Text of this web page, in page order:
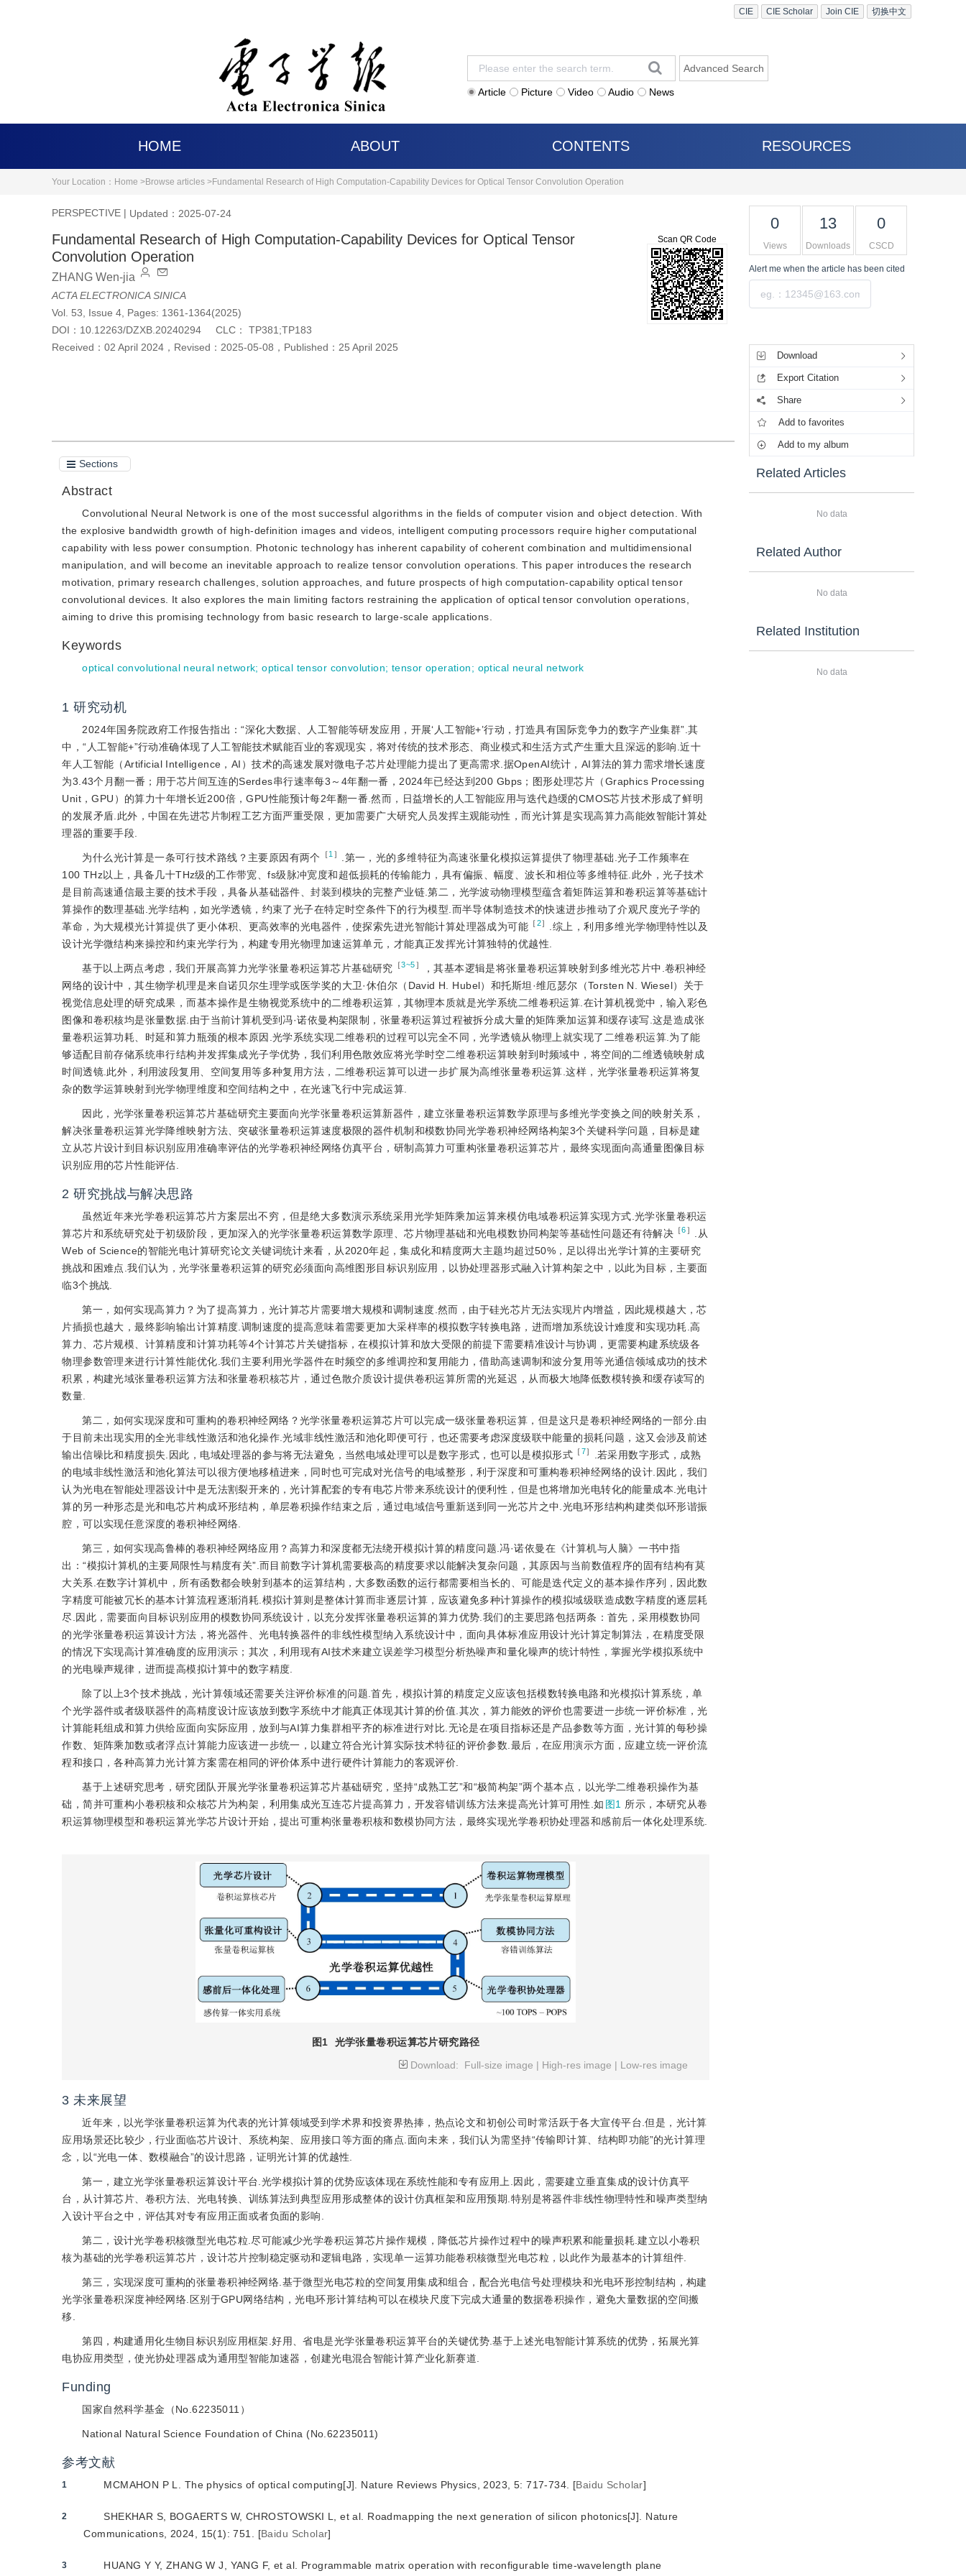
切换中文
Join CIE
CIE Scholar
CIE
Article Picture Video Audio News
Advanced Search
HOME ABOUT CONTENTS RESOURCES
Your Location： Home >Browse articles >Fundamental Research of High Computation-Capability Devices for Optical Tensor Convolution Operation
PERSPECTIVE | Updated：2025-07-24
Fundamental Research of High Computation-Capability Devices for Optical Tensor
Convolution Operation
ZHANG Wen-jia
ACTA ELECTRONICA SINICA
Vol. 53, Issue 4, Pages: 1361-1364(2025)
DOI： 10.12263/DZXB.20240294 CLC：
TP381;TP183
Received： 02 April 2024 ， Revised： 2025-05-08 ， Published： 25 April 2025
Scan QR Code
Sections
Abstract
Convolutional Neural Network is one of the most successful algorithms in the fields of computer vision and object detection. With
the explosive bandwidth growth of high-definition images and videos, intelligent computing processors require higher computational
capability with less power consumption. Photonic technology has inherent capability of coherent combination and multidimensional
manipulation, and will become an inevitable approach to realize tensor convolution operations. This paper introduces the research
motivation, primary research challenges, solution approaches, and future prospects of high computation-capability optical tensor
convolutional devices. It also explores the main limiting factors restraining the application of optical tensor convolution operations,
aiming to drive this promising technology from basic research to large-scale applications.
Keywords
optical convolutional neural network;optical tensor convolution; tensor operation; optical neural network
1 研究动机
2024年国务院政府工作报告指出：“深化大数据、人工智能等研发应用，开展‘人工智能+’行动，打造具有国际竞争力的数字产业集群”.其
中，“人工智能+”行动准确体现了人工智能技术赋能百业的客观现实，将对传统的技术形态、商业模式和生活方式产生重大且深远的影响.近十
年人工智能（Artificial Intelligence，AI）技术的高速发展对微电子芯片处理能力提出了更高需求.据OpenAI统计，AI算法的算力需求增长速度
为3.43个月翻一番；用于芯片间互连的Serdes串行速率每3～4年翻一番，2024年已经达到200 Gbps；图形处理芯片（Graphics Processing
Unit，GPU）的算力十年增长近200倍，GPU性能预计每2年翻一番.然而，日益增长的人工智能应用与迭代趋缓的CMOS芯片技术形成了鲜明
的发展矛盾.此外，中国在先进芯片制程工艺方面严重受限，更加需要广大研究人员发挥主观能动性，而光计算是实现高算力高能效智能计算处
理器的重要手段.
为什么光计算是一条可行技术路线？主要原因有两个 ［1 ］
.第一，光的多维特征为高速张量化模拟运算提供了物理基础.光子工作频率在
100 THz以上，具备几十THz级的工作带宽、fs级脉冲宽度和超低损耗的传输能力，具有偏振、幅度、波长和相位等多维特征.此外，光子技术
是目前高速通信最主要的技术手段，具备从基础器件、封装到模块的完整产业链.第二，光学波动物理模型蕴含着矩阵运算和卷积运算等基础计
算操作的数理基础.光学结构，如光学透镜，约束了光子在特定时空条件下的行为模型.而半导体制造技术的快速进步推动了介观尺度光子学的
革命，为大规模光计算提供了更小体积、更高效率的光电器件，使探索先进光智能计算处理器成为可能 ［2］
.综上，利用多维光学物理特性以及
设计光学微结构来操控和约束光学行为，构建专用光物理加速运算单元，才能真正发挥光计算独特的优越性.
基于以上两点考虑，我们开展高算力光学张量卷积运算芯片基础研究 ［3~5］
，其基本逻辑是将张量卷积运算映射到多维光芯片中.卷积神经
网络的设计中，其生物学机理是来自诺贝尔生理学或医学奖的大卫·休伯尔（David H. Hubel）和托斯坦·维厄瑟尔（Torsten N. Wiesel）关于
视觉信息处理的研究成果，而基本操作是生物视觉系统中的二维卷积运算，其物理本质就是光学系统二维卷积运算.在计算机视觉中，输入彩色
图像和卷积核均是张量数据.由于当前计算机受到冯·诺依曼构架限制，张量卷积运算过程被拆分成大量的矩阵乘加运算和缓存读写.这是造成张
量卷积运算功耗、时延和算力瓶颈的根本原因.光学系统实现二维卷积的过程可以完全不同，光学透镜从物理上就实现了二维卷积运算.为了能
够适配目前存储系统串行结构并发挥集成光子学优势，我们利用色散效应将光学时空二维卷积运算映射到时频域中，将空间的二维透镜映射成
时间透镜.此外，利用波段复用、空间复用等多种复用方法，二维卷积运算可以进一步扩展为高维张量卷积运算.这样，光学张量卷积运算将复
杂的数学运算映射到光学物理维度和空间结构之中，在光速飞行中完成运算.
因此，光学张量卷积运算芯片基础研究主要面向光学张量卷积运算新器件，建立张量卷积运算数学原理与多维光学变换之间的映射关系，
解决张量卷积运算光学降维映射方法、突破张量卷积运算速度极限的器件机制和模数协同光学卷积神经网络构架3个关键科学问题，目标是建
立从芯片设计到目标识别应用准确率评估的光学卷积神经网络仿真平台，研制高算力可重构张量卷积运算芯片，最终实现面向高通量图像目标
识别应用的芯片性能评估.
2 研究挑战与解决思路
虽然近年来光学卷积运算芯片方案层出不穷，但是绝大多数演示系统采用光学矩阵乘加运算来模仿电域卷积运算实现方式.光学张量卷积运
算芯片和系统研究处于初级阶段，更加深入的光学张量卷积运算数学原理、芯片物理基础和光电模数协同构架等基础性问题还有待解决 ［6］
.从
Web of Science的智能光电计算研究论文关键词统计来看，从2020年起，集成化和精度两大主题均超过50%，足以得出光学计算的主要研究
挑战和困难点.我们认为，光学张量卷积运算的研究必须面向高维图形目标识别应用，以协处理器形式融入计算构架之中，以此为目标，主要面
临3个挑战.
第一，如何实现高算力？为了提高算力，光计算芯片需要增大规模和调制速度.然而，由于硅光芯片无法实现片内增益，因此规模越大，芯
片插损也越大，最终影响输出计算精度.调制速度的提高意味着需要更加大采样率的模拟数字转换电路，进而增加系统设计难度和实现功耗.高
算力、芯片规模、计算精度和计算功耗等4个计算芯片关键指标，在模拟计算和放大受限的前提下需要精准设计与协调，更需要构建系统级各
物理参数管理来进行计算性能优化.我们主要利用光学器件在时频空的多维调控和复用能力，借助高速调制和波分复用等光通信领域成功的技术
积累，构建光域张量卷积运算方法和张量卷积核芯片，通过色散介质设计提供卷积运算所需的光延迟，从而极大地降低数模转换和缓存读写的
数量.
第二，如何实现深度和可重构的卷积神经网络？光学张量卷积运算芯片可以完成一级张量卷积运算，但是这只是卷积神经网络的一部分.由
于目前未出现实用的全光非线性激活和池化操作.光域非线性激活和池化即便可行，也还需要考虑深度级联中能量的损耗问题，这又会涉及前述
输出信噪比和精度损失.因此，电域处理器的参与将无法避免，当然电域处理可以是数字形式，也可以是模拟形式 ［7］
.若采用数字形式，成熟
的电域非线性激活和池化算法可以很方便地移植进来，同时也可完成对光信号的电域整形，利于深度和可重构卷积神经网络的设计.因此，我们
认为光电在智能处理器设计中是无法割裂开来的，光计算配套的专有电芯片带来系统设计的便利性，但是也将增加光电转化的能量成本.光电计
算的另一种形态是光和电芯片构成环形结构，单层卷积操作结束之后，通过电域信号重新送到同一光芯片之中.光电环形结构构建类似环形谐振
腔，可以实现任意深度的卷积神经网络.
第三，如何实现高鲁棒的卷积神经网络应用？高算力和深度都无法绕开模拟计算的精度问题.冯·诺依曼在《计算机与人脑》一书中指
出：“模拟计算机的主要局限性与精度有关”.而目前数字计算机需要极高的精度要求以能解决复杂问题，其原因与当前数值程序的固有结构有莫
大关系.在数字计算机中，所有函数都会映射到基本的运算结构，大多数函数的运行都需要相当长的、可能是迭代定义的基本操作序列，因此数
字精度可能被冗长的基本计算流程逐渐消耗.模拟计算则是整体计算而非逐层计算，应该避免多种计算操作的模拟域级联造成数字精度的逐层耗
尽.因此，需要面向目标识别应用的模数协同系统设计，以充分发挥张量卷积运算的算力优势.我们的主要思路包括两条：首先，采用模数协同
的光学张量卷积运算设计方法，将光器件、光电转换器件的非线性模型纳入系统设计中，面向具体标准应用设计光计算定制算法，在精度受限
的情况下实现高计算准确度的应用演示；其次，利用现有AI技术来建立误差学习模型分析热噪声和量化噪声的统计特性，掌握光学模拟系统中
的光电噪声规律，进而提高模拟计算中的数字精度.
除了以上3个技术挑战，光计算领域还需要关注评价标准的问题.首先，模拟计算的精度定义应该包括模数转换电路和光模拟计算系统，单
个光学器件或者级联器件的高精度设计应该放到数字系统中才能真正体现其计算的价值.其次，算力能效的评价也需要进一步统一评价标准，光
计算能耗组成和算力供给应面向实际应用，放到与AI算力集群相平齐的标准进行对比.无论是在项目指标还是产品参数等方面，光计算的每秒操
作数、矩阵乘加数或者浮点计算能力应该进一步统一，以建立符合光计算实际技术特征的评价参数.最后，在应用演示方面，应建立统一评价流
程和接口，各种高算力光计算方案需在相同的评价体系中进行硬件计算能力的客观评价.
基于上述研究思考，研究团队开展光学张量卷积运算芯片基础研究，坚持“成熟工艺”和“极简构架”两个基本点，以光学二维卷积操作为基
础，简并可重构小卷积核和众核芯片为构架，利用集成光互连芯片提高算力，开发容错训练方法来提高光计算可用性.如 图1 所示，本研究从卷
积运算物理模型和卷积运算光学芯片设计开始，提出可重构张量卷积核和数模协同方法，最终实现光学卷积协处理器和感前后一体化处理系统.
图1
光学张量卷积运算芯片研究路径
Download:
Full-size image | High-res image | Low-res image
3 未来展望
近年来，以光学张量卷积运算为代表的光计算领域受到学术界和投资界热捧，热点论文和初创公司时常活跃于各大宣传平台.但是，光计算
应用场景还比较少，行业面临芯片设计、系统构架、应用接口等方面的痛点.面向未来，我们认为需坚持“传输即计算、结构即功能”的光计算理
念，以“光电一体、数模融合”的设计思路，证明光计算的优越性.
第一，建立光学张量卷积运算设计平台.光学模拟计算的优势应该体现在系统性能和专有应用上.因此，需要建立垂直集成的设计仿真平
台，从计算芯片、卷积方法、光电转换、训练算法到典型应用形成整体的设计仿真框架和应用预期.特别是将器件非线性物理特性和噪声类型纳
入设计平台之中，评估其对专有应用正面或者负面的影响.
第二，设计光学卷积核微型光电芯粒.尽可能减少光学卷积运算芯片操作规模，降低芯片操作过程中的噪声积累和能量损耗.建立以小卷积
核为基础的光学卷积运算芯片，设计芯片控制稳定驱动和逻辑电路，实现单一运算功能卷积核微型光电芯粒，以此作为最基本的计算组件.
第三，实现深度可重构的张量卷积神经网络.基于微型光电芯粒的空间复用集成和组合，配合光电信号处理模块和光电环形控制结构，构建
光学张量卷积深度神经网络.区别于GPU网络结构，光电环形计算结构可以在模块尺度下完成大通量的数据卷积操作，避免大量数据的空间搬
移.
第四，构建通用化生物目标识别应用框架.好用、省电是光学张量卷积运算平台的关键优势.基于上述光电智能计算系统的优势，拓展光算
电协应用类型，使光协处理器成为通用型智能加速器，创建光电混合智能计算产业化新赛道.
Funding
国家自然科学基金（No.62235011）
National Natural Science Foundation of China (No.62235011)
参考文献
1 MCMAHON P L The physics of optical computing[J] Nature Reviews Physics 2023 5:717-734 [Baidu Scholar]
2 SHEKHAR S BOGAERTS W, CHROSTOWSKI L ,et al Roadmapping the next generation of silicon photonics[J]
Nature
Communications
2024 15(1):751 [Baidu Scholar]
3 HUANG Y Y, ZHANG W J YANG F, et al. Programmable matrix operation with reconfigurable time-wavelength plane
0
Views
13
Downloads
0
CSCD
Alert me when the article has been cited
Download
Export Citation
Share
Add to favorites
Add to my album
Related Articles
No data
Related Author
No data
Related Institution
No data